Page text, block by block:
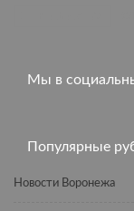
Мы в
Популярные
Новости Воронежа